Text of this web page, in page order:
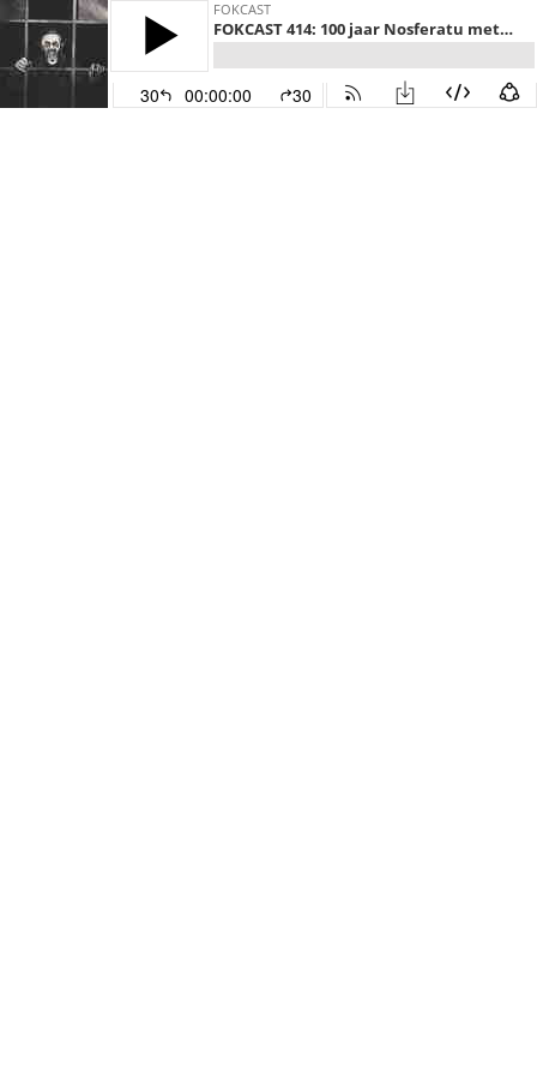
FOKCAST
FOKCAST 414: 100 jaar Nosferatu met Vanessa en Jordi!
30 00:00:00 30